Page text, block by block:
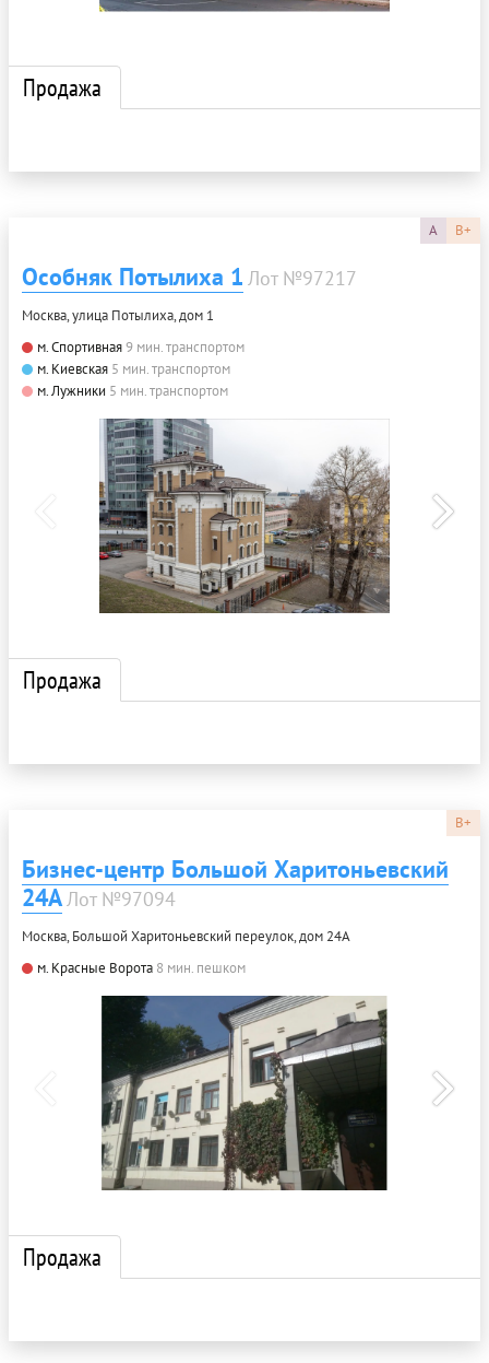
Продажа
A B+
Особняк Потылиха 1 Лот №97217
Москва, улица Потылиха, дом 1
м. Спортивная9 мин. транспортом
м. Киевская 5 мин. транспортом
м. Лужники 5 мин. транспортом
Продажа
B+
Бизнес-центр Большой Харитоньевский
24АЛот №97094
Москва, Большой Харитоньевский переулок, дом 24А
м. Красные Ворота 8 мин. пешком
Продажа